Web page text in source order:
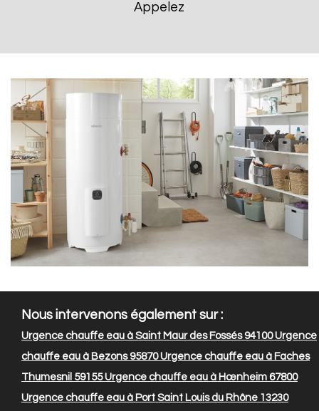
Appelez
Nous intervenons également sur :
Urgence chauffe eau à Saint Maur des Fossés 94100Urgence
chauffe eau à Bezons 95870Urgence chauffe eau à Faches
Thumesnil 59155Urgence chauffe eau à Hœnheim 67800
Urgence chauffe eau à Port Saint Louis du Rhône 13230